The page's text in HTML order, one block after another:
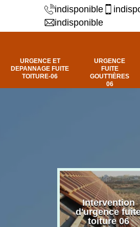
indisponible
indisponible
URGENCE ET
DEPANNAGE FUITE
TOITURE-06
URGENCE
FUITE
GOUTTIÈRES
06
Intervention
d'urgence
toiture 06